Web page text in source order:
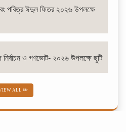
পবিত্র ঈদুল ফিতর ২০২৬ উপলক্ষে
নির্বাচন ও গণভোট- ২০২৬ উপলক্ষে ছুটি
ALL